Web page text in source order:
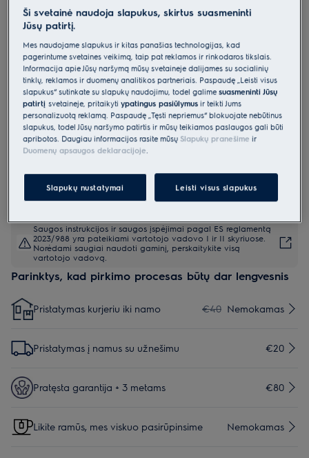
Integruojamas garų rinktuvas 54
cm 900 serija „Hob2Hood®“
0 (0)
Gaminio informacijos lapas
Pagrindiniai privalumai
Pažangi jutiklių technologija švariam ir gaiviam virtuvės orui.
„AutoSense“ intuityviai reguliuoja ištraukimą.
Baigus gaminti maistą, funkcija „Breeze“ be jokio triukšmo atšviežina
orą.
Saugos instrukcijos ir saugos įspėjimai pagal ES reglamentą
2023/988 yra pateikiami vartotojo vadovo I ir II skyriuose.
Norėdami saugiai naudoti gaminį, perskaitykite visą
vartotojo vadovą.
Parinktys, kad pirkimo procesas būtų dar lengvesnis
Pristatymas kurjeriu iki namo €40 Nemokamas
Pristatymas į namus su užnešimu €20
Pratęsta garantija + 3 metams €80
Likite ramūs, mes viskuo pasirūpinsime Nemokamas
Ši svetainė naudoja slapukus, skirtus suasmeninti
Jūsų patirtį.
Mes naudojame slapukus ir kitas panašias technologijas, kad
pagerintume svetainės veikimą, taip pat reklamos ir rinkodaros tikslais.
Informacija apie Jūsų naršymą mūsų svetainėje dalijamės su socialinių
tinklų, reklamos ir duomenų analitikos partneriais. Paspaudę „Leisti visus
slapukus“ sutinkate su slapukų naudojimu, todėl galimesuasmeninti Jūsų
patirtįsvetainėje, pritaikytiypatingus pasiūlymus ir teikti Jums
personalizuotą reklamą. Paspaudę „Tęsti nepriėmus“ blokuojate nebūtinus
slapukus, todėl Jūsų naršymo patirtis ir mūsų teikiamos paslaugos gali būti
apribotos. Daugiau informacijos rasite mūsų Slapukų pranešime ir
Duomenų apsaugos deklaracijoje
Slapukų nustatymai Leisti visus slapukus